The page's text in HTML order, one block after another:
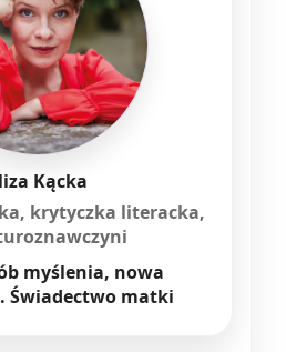
Kącka
krytyczka literacka,
myślenia, nowa
Świadectwo matki